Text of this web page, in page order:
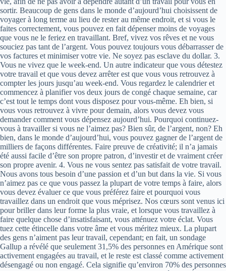
sortir. Beaucoup de gens dans le monde d’aujourd’hui choisissent de
voyager à long terme au lieu de rester au même endroit, et si vous le
faites correctement, vous pouvez en fait dépenser moins de voyages
que vous ne le feriez en travaillant. Bref, vivez vos rêves et ne vous
souciez pas tant de l’argent. Vous pouvez toujours vous débarrasser de
vos factures et minimiser votre vie. Ne soyez pas esclave du dollar. 3.
Vous ne vivez que le week-end. Un autre indicateur que vous détestez
votre travail et que vous devez arrêter est que vous vous retrouvez à
compter les jours jusqu’au week-end. Vous regardez le calendrier et
commencez à planifier vos deux jours de congé chaque semaine, car
c’est tout le temps dont vous disposez pour vous-même. Eh bien, si
vous vous retrouvez à vivre pour demain, alors vous devez vous
demander comment vous dépensez aujourd’hui. Pourquoi continuez-
vous à travailler si vous ne l’aimez pas? Bien sûr, de l’argent, non? Eh
bien, dans le monde d’aujourd’hui, vous pouvez gagner de l’argent de
milliers de façons différentes. Faire preuve de créativité; il n’a jamais
été aussi facile d’être son propre patron, d’investir et de vraiment créer
son propre avenir. 4. Vous ne vous sentez pas satisfait de votre travail.
Nous avons tous besoin d’une passion et d’un but dans la vie. Si vous
n’aimez pas ce que vous passez la plupart de votre temps à faire, alors
vous devez évaluer ce que vous préférez faire et pourquoi vous
travaillez dans un endroit que vous méprisez. Nos cœurs sont venus ici
pour briller dans leur forme la plus vraie, et lorsque vous travaillez à
faire quelque chose d’insatisfaisant, vous atténuez votre éclat. Vous
tuez cette étincelle dans votre âme et vous méritez mieux. La plupart
des gens n’aiment pas leur travail, cependant; en fait, un sondage
Gallup a révélé que seulement 31,5% des personnes en Amérique sont
activement engagées au travail, et le reste est classé comme activement
désengagé ou non engagé. Cela signifie qu’environ 70% des personnes